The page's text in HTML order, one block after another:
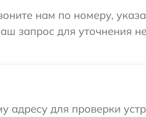
нам по номеру,
запрос для уточнения
для проверки